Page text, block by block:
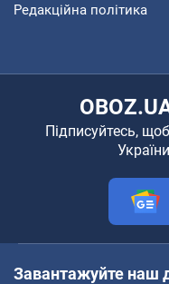
Редакційна політика
Підписуйтесь,
Завантажуйте наш